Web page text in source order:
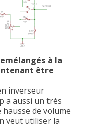
à la
être
inverseur
a aussi un très
de volume
veut utiliser la